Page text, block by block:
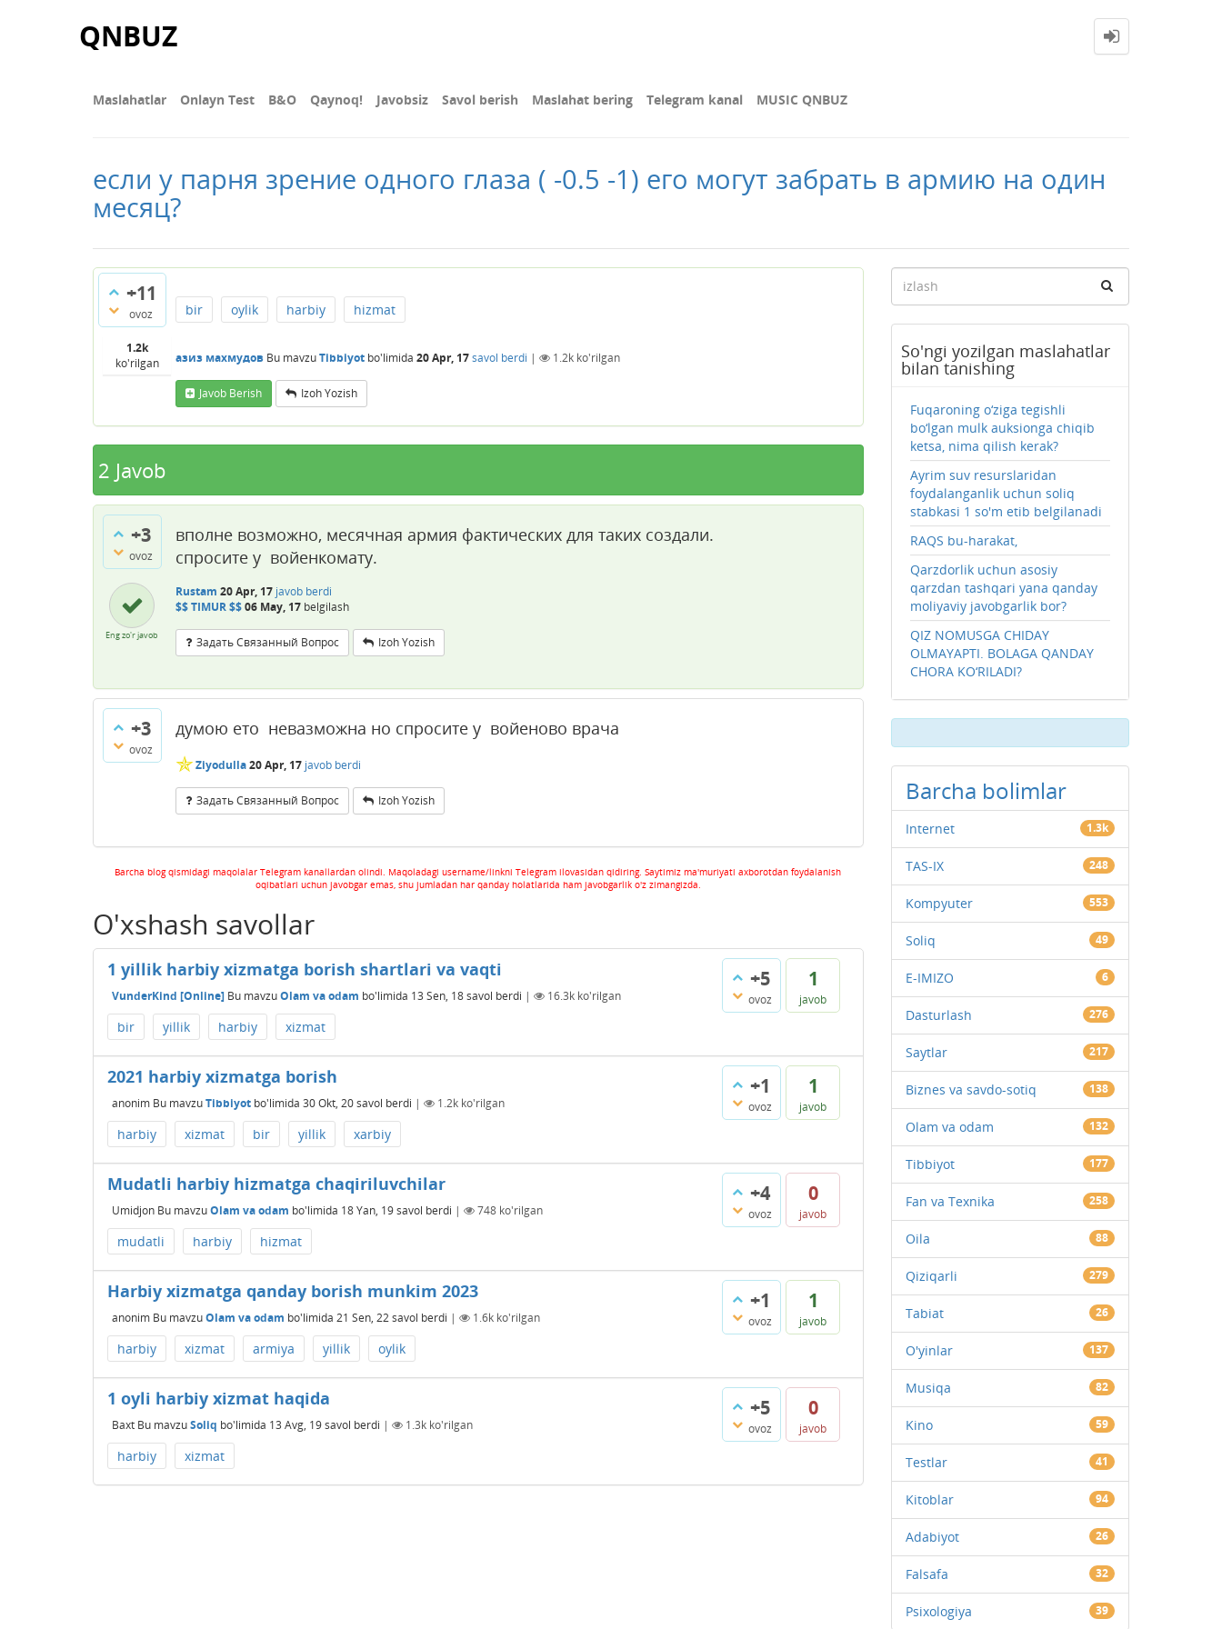
QNBUZ
Maslahatlar Onlayn Test В&О Qaynoq! Javobsiz Savol berish Maslahat bering Telegram kanal MUSIC QNBUZ
если у парня зрение одного глаза ( -0.5 -1) его могут забрать в армию на один
месяц?
+11
ovoz
1.2k
ko'rilgan
bir oylik harbiy hizmat
азиз махмудов Bu mavzuTibbiyot bo'limida 20 Apr, 17savol berdi | 1.2k ko'rilgan
Javob Berish Izoh Yozish
2 Javob
+3
ovoz
Eng zo'r javob
вполне возможно, месячная армия фактических для таких создали.
спросите у войенкомату.
Rustam 20 Apr, 17 javob berdi
$$ TIMUR $$06 May, 17 belgilash
Задать Связанный Вопрос Izoh Yozish
+3
ovoz
думою ето невазможна но спросите у войеново врача
✯Ziyodulla20 Apr, 17 javob berdi
Задать Связанный Вопрос Izoh Yozish
Barcha blog qismidagi maqolalar Telegram kanallardan olindi. Maqoladagi username/linkni Telegram ilovasidan qidiring. Saytimiz ma'muriyati axborotdan foydalanish
oqibatlari uchun javobgar emas, shu jumladan har qanday holatlarida ham javobgarlik o'z zimangizda.
O'xshash savollar
+5
ovoz
1
javob
1 yillik harbiy xizmatga borish shartlari va vaqti
VunderKind [Online] Bu mavzuOlam va odam bo'limida 13 Sen, 18savol berdi | 16.3k ko'rilgan
bir yillik harbiy xizmat
+1
ovoz
1
javob
2021 harbiy xizmatga borish
anonim Bu mavzuTibbiyot bo'limida 30 Okt, 20savol berdi | 1.2k ko'rilgan
harbiy xizmat bir yillik xarbiy
+4
ovoz
0
javob
Mudatli harbiy hizmatga chaqiriluvchilar
Umidjon Bu mavzuOlam va odam bo'limida 18 Yan, 19savol berdi | 748 ko'rilgan
mudatli harbiy hizmat
+1
ovoz
1
javob
Harbiy xizmatga qanday borish munkim 2023
anonim Bu mavzuOlam va odam bo'limida 21 Sen, 22savol berdi | 1.6k ko'rilgan
harbiy xizmat armiya yillik oylik
+5
ovoz
0
javob
1 oyli harbiy xizmat haqida
Baxt Bu mavzuSoliq bo'limida 13 Avg, 19savol berdi | 1.3k ko'rilgan
harbiy xizmat
So'ngi yozilgan maslahatlar
bilan tanishing
Fuqaroning o‘ziga tegishli
bo‘lgan mulk auksionga chiqib
ketsa, nima qilish kerak?
Ayrim suv resurslaridan
foydalanganlik uchun soliq
stabkasi 1 so'm etib belgilanadi
RAQS bu-harakat,
Qarzdorlik uchun asosiy
qarzdan tashqari yana qanday
moliyaviy javobgarlik bor?
QIZ NOMUSGA CHIDAY
OLMAYAPTI. BOLAGA QANDAY
CHORA KO‘RILADI?
Barcha bolimlar
Internet 1.3k
TAS-IX 248
Kompyuter 553
Soliq 49
E-IMIZO 6
Dasturlash 276
Saytlar 217
Biznes va savdo-sotiq 138
Olam va odam 132
Tibbiyot 177
Fan va Texnika 258
Oila 88
Qiziqarli 279
Tabiat 26
O'yinlar 137
Musiqa 82
Kino 59
Testlar 41
Kitoblar 94
Adabiyot 26
Falsafa 32
Psixologiya 39